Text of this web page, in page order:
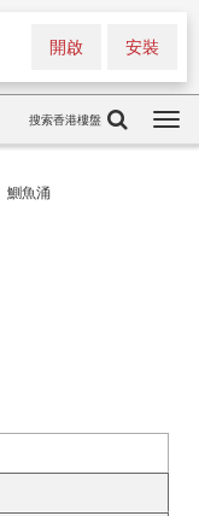
安裝
開啟
搜索香港樓盤
鰂魚涌